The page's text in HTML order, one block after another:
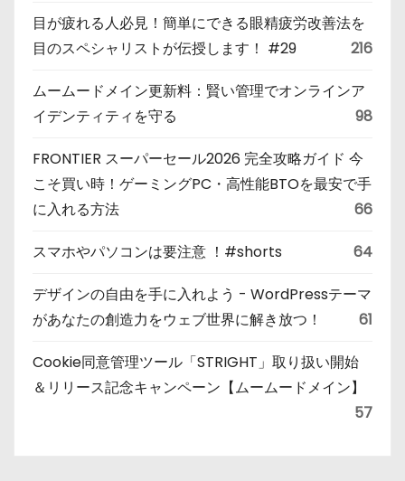
目が疲れる人必見！簡単にできる眼精疲労改善法を
目のスペシャリストが伝授します！ #29
216
ムームードメイン更新料：賢い管理でオンラインア
イデンティティを守る
98
FRONTIER スーパーセール2026 完全攻略ガイド 今
こそ買い時！ゲーミングPC・高性能BTOを最安で手
に入れる方法
66
スマホやパソコンは要注意 ！#shorts 64
デザインの自由を手に入れよう - WordPressテーマ
があなたの創造力をウェブ世界に解き放つ！
61
Cookie同意管理ツール「STRIGHT」取り扱い開始
＆リリース記念キャンペーン【ムームードメイン】
57